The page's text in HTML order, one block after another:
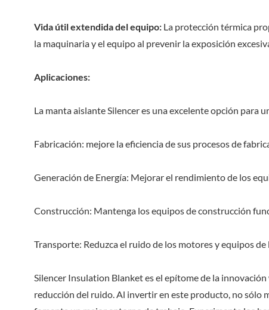
Vida útil extendida del equipo: La protección térmica
la maquinaria y el equipo al prevenir la exposición
Aplicaciones:
La manta aislante Silencer es una excelente opción para
Fabricación: mejore la eficiencia de sus procesos de
Generación de Energía: Mejorar el rendimiento de los
Construcción: Mantenga los equipos de construcción
Transporte: Reduzca el ruido de los motores y equipos
Silencer Insulation Blanket es el epítome de la
reducción del ruido. Al invertir en este producto, no sólo